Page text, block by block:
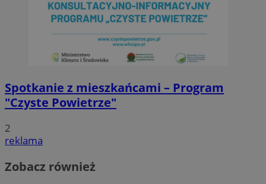
Spotkanie z mieszkańcami – Program
"Czyste Powietrze"
2
reklama
Zobacz również